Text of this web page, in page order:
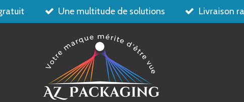
Une multitude de solutions Livraison